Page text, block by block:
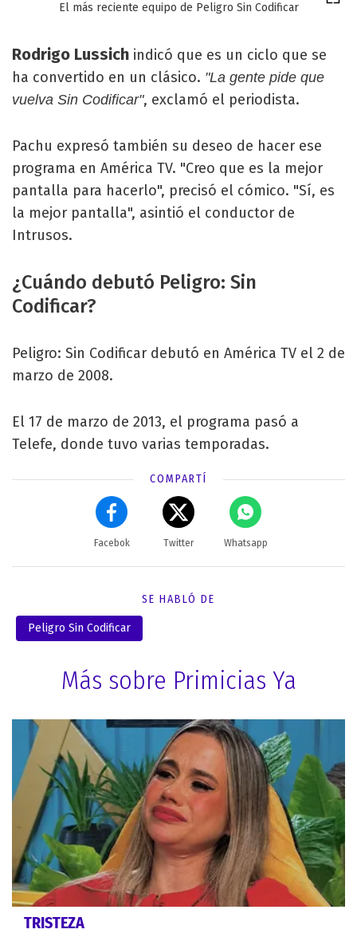
El más reciente equipo de Peligro Sin Codificar
Rodrigo Lussich indicó que es un ciclo que se
ha convertido en un clásico. "La gente pide que
vuelva Sin Codificar", exclamó el periodista.
Pachu expresó también su deseo de hacer ese
programa en América TV. "Creo que es la mejor
pantalla para hacerlo", precisó el cómico. "Sí, es
la mejor pantalla", asintió el conductor de
Intrusos.
¿Cuándo debutó Peligro: Sin
Codificar?
Peligro: Sin Codificar debutó en América TV el 2 de
marzo de 2008.
El 17 de marzo de 2013, el programa pasó a
Telefe, donde tuvo varias temporadas.
COMPARTÍ
Facebok Twitter Whatsapp
SE HABLÓ DE
Peligro Sin Codificar
Más sobre Primicias Ya
TRISTEZA